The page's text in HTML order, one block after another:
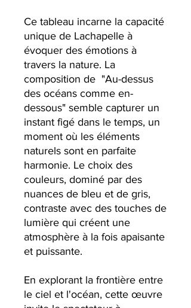
Ce tableau incarne la capacité
unique de Lachapelle à
évoquer des émotions à
travers la nature. La
composition de "Au-dessus
des océans comme en-
dessous" semble capturer un
instant figé dans le temps, un
moment où les éléments
naturels sont en parfaite
harmonie. Le choix des
couleurs, dominé par des
nuances de bleu et de gris,
contraste avec des touches de
lumière qui créent une
atmosphère à la fois apaisante
et puissante.
En explorant la frontière entre
le ciel et l'océan, cette œuvre